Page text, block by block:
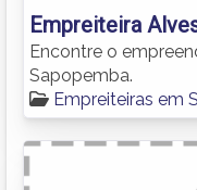
Empreiteira
Encontre o
Sapopemba.
Empreiteiras em